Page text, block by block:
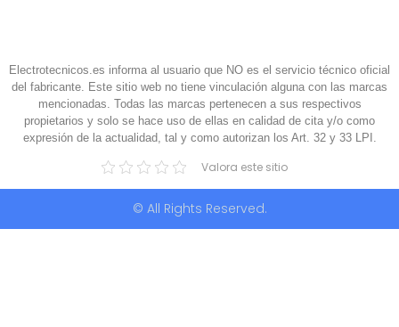
Electrotecnicos.es informa al usuario que NO es el servicio técnico oficial
del fabricante. Este sitio web no tiene vinculación alguna con las marcas
mencionadas. Todas las marcas pertenecen a sus respectivos
propietarios y solo se hace uso de ellas en calidad de cita y/o como
expresión de la actualidad, tal y como autorizan los Art. 32 y 33 LPI.
Valora este sitio
© All Rights Reserved.